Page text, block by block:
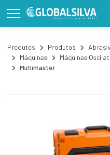
Produtos Produtos
Máquinas
Máquinas
Multimaster